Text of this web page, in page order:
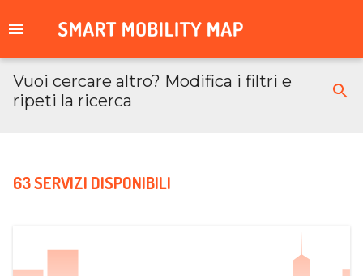
Vuoi cercare altro? Modifica i filtri e
ripeti la ricerca
63 SERVIZI DISPONIBILI